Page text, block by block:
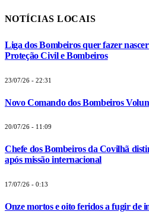
NOTÍCIAS LOCAIS
Liga dos Bombeiros quer fazer
Proteção Civil e Bombeiros
23/07/26 - 22:31
Novo Comando dos Bombeiros
20/07/26 - 11:09
Chefe dos Bombeiros da Covilhã
após missão internacional
17/07/26 - 0:13
Onze mortos e oito feridos a fugir de